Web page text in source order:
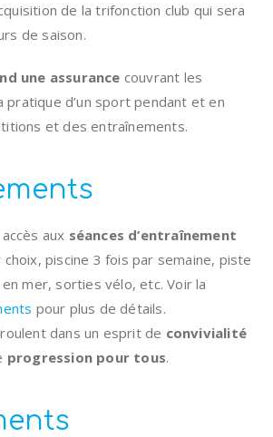
de la trifonction club qui sera
de saison.
une assurance couvrant les
pratique d’un sport pendant et en
et des entraînements.
aux séances d’entraînement
choix, piscine 3 fois par semaine, piste
mer, sorties vélo, etc. Voir la
pour plus de détails.
dans un esprit de convivialité
progression pour tous.